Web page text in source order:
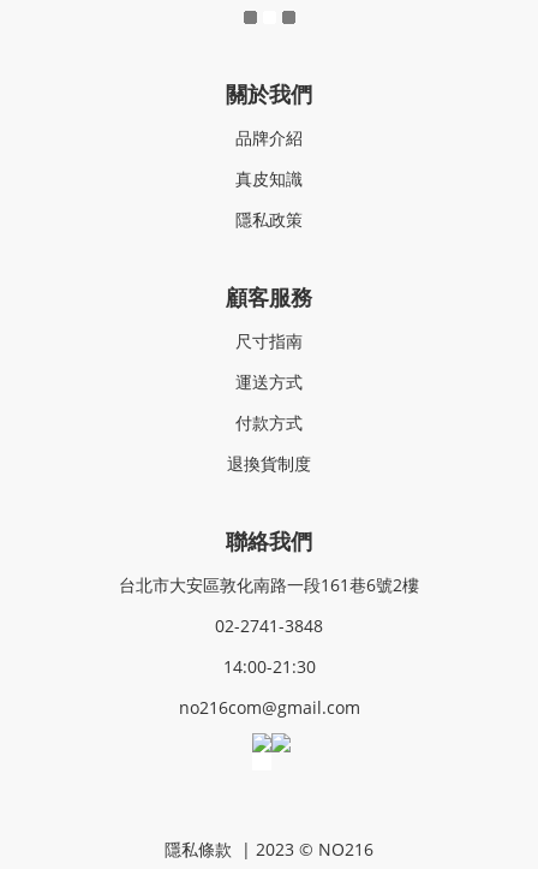
關於我們
品牌介紹
真皮知識
隱私政策
顧客服務
尺寸指南
運送方式
付款方式
退換貨制度
聯絡我們
台北市大安區敦化南路一段161巷6號2樓
02-2741-3848
14:00-21:30
no216com@gmail.com
隱私條款 | 2023 © NO216